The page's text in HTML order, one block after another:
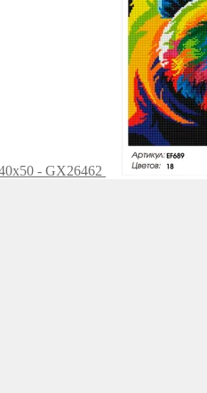
- GX26462